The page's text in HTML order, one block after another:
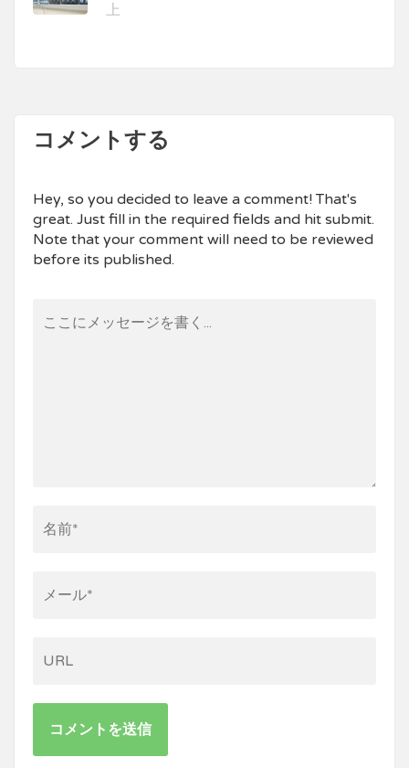
上
コメントする
Hey, so you decided to leave a comment! That's
great. Just fill in the required fields and hit submit.
Note that your comment will need to be reviewed
before its published.